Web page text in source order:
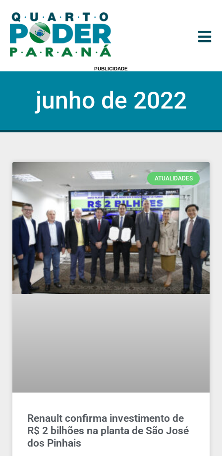
PUBLICIDADE
junho de 2022
ATUALIDADES
Renault confirma investimento de
R$ 2 bilhões na planta de São José
dos Pinhais